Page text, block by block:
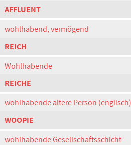
AFFLUENT
wohlhabend, vermögend
REICH
Wohlhabende
REICHE
wohlhabende ältere Person (englisch)
WOOPIE
wohlhabende Gesellschaftsschicht